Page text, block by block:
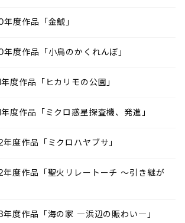
度作品「金鯱」
度作品「小鳥のかくれんぼ」
度作品「ヒカリモの公園」
度作品「ミクロ惑星探査機、発進」
度作品「ミクロハヤブサ」
年度作品「聖火リレートーチ ～引き継が
年度作品「海の家 ―浜辺の賑わい―」